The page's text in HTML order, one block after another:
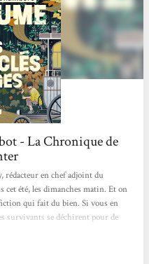
- La Chronique de
rédacteur en chef adjoint du
cet été, les dimanches matin. Et on
qui fait du bien. Si vous en
survivants se déchirent pour de
vous dépriment. Si l’actualité vous